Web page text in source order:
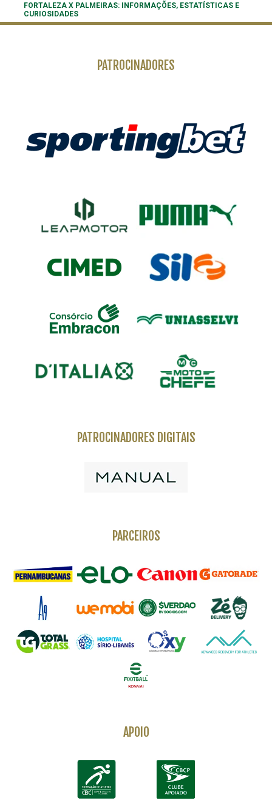
FORTALEZA X PALMEIRAS: INFORMAÇÕES, ESTATÍSTICAS E
CURIOSIDADES
PATROCINADORES
PATROCINADORES DIGITAIS
PARCEIROS
APOIO